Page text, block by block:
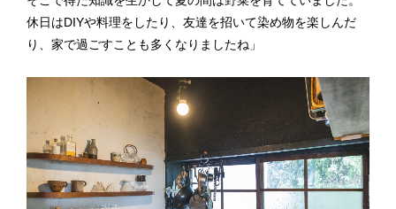
休日はDIYや料理をしたり、友達を招いて染め物を楽しんだ
り、家で過ごすことも多くなりましたね」